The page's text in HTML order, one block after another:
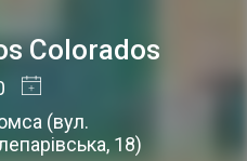
Colorados
(вул.
18)